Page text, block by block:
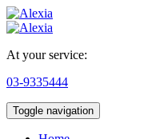
At your service:
03-9335444
Toggle navigation